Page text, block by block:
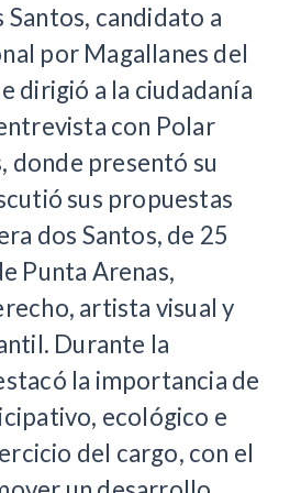
Santos, candidato a
por Magallanes del
dirigió a la ciudadanía
con Polar
donde presentó su
sus propuestas
dos Santos, de 25
Punta Arenas,
artista visual y
Durante la
la importancia de
ecológico e
del cargo, con el